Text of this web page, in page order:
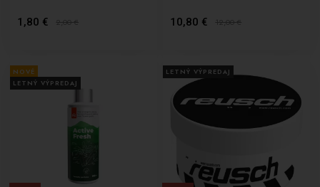
1,80 € 2,00€ 10,80 € 12,00€
NOVÉ
LETNÝ VÝPREDAJ
LETNÝ VÝPREDAJ